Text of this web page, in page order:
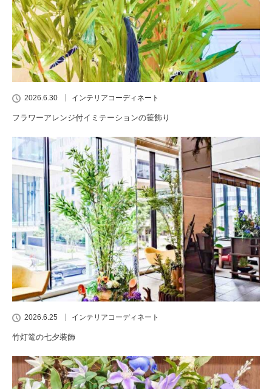
2026.6.30 インテリアコーディネート
フラワーアレンジ付イミテーションの笹飾り
2026.6.25 インテリアコーディネート
竹灯篭の七夕装飾